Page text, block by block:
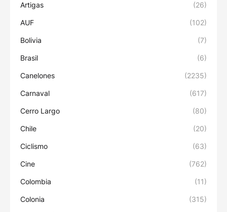
Artigas (26)
AUF (102)
Bolivia (7)
Brasil (6)
Canelones (2235)
Carnaval (617)
Cerro Largo (80)
Chile (20)
Ciclismo (63)
Cine (762)
Colombia (11)
Colonia (315)